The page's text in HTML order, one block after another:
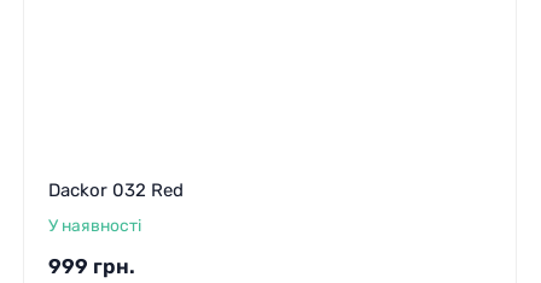
Dackor 032 Red
У наявності
999 грн.